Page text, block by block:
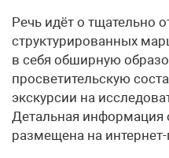
Речь идёт о тщательно
структурированных
в себя обширную
просветительскую
экскурсии на
Детальная информация
размещена на